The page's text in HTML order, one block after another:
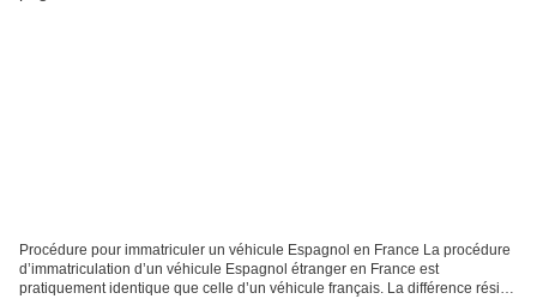
Procédure pour immatriculer un véhicule Espagnol en France La procédure
d’immatriculation d’un véhicule Espagnol étranger en France est
pratiquement identique que celle d’un véhicule français. La différence réside